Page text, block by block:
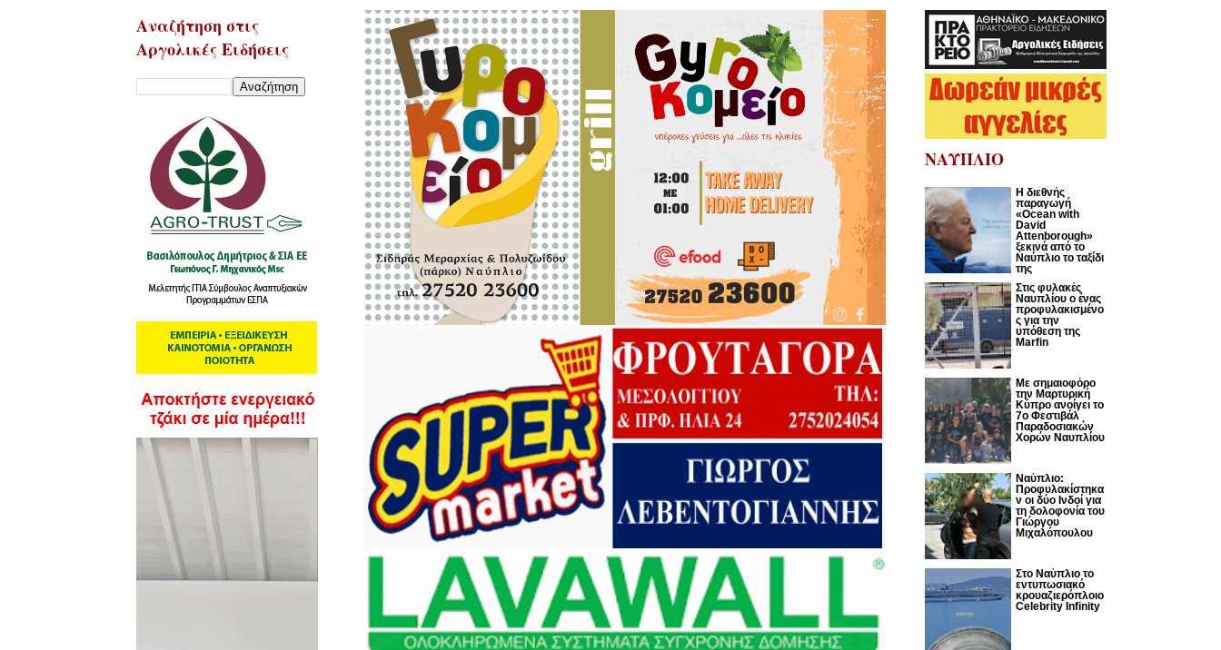
Αναζήτηση στις
Αργολικές Ειδήσεις
ΝΑΥΠΛΙΟ
Η διεθνής
παραγωγή
«Ocean with
David
Attenborough»
ξεκινά από το
Ναύπλιο το ταξίδι
της
Στις φυλακές
Ναυπλίου ο ένας
προφυλακισμένο
ς για την
υπόθεση της
Marfin
Με σημαιοφόρο
την Μαρτυρική
Κύπρο ανοίγει το
7ο Φεστιβάλ
Παραδοσιακών
Χορών Ναυπλίου
Ναύπλιο:
Προφυλακίστηκα
ν οι δύο Ινδοί για
τη δολοφονία του
Γιώργου
Μιχαλόπουλου
Στο Ναύπλιο το
εντυπωσιακό
κρουαζιερόπλοιο
Celebrity Infinity